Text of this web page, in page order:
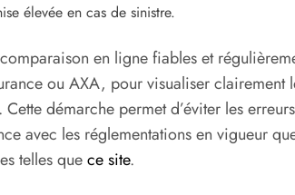
élevée en cas de sinistre.
en ligne fiables et
ou AXA, pour visualiser clairement
démarche permet d’éviter les
avec les réglementations en vigueur
telles quece site.